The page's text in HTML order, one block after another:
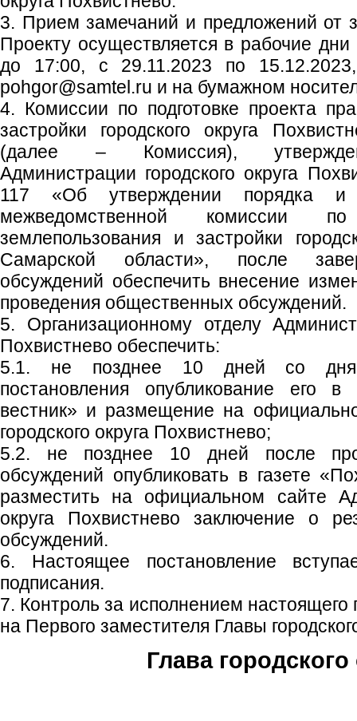
3. Прием замечаний и предложений от
Проекту осуществляется в рабочие
до 17:00, с 29.11.2023 по
pohgor@samtel.ru и на бумажном
4. Комиссии по подготовке проекта
застройки городского округа
(далее – Комиссия),
Администрации городского округа
117 «Об утверждении порядка и
межведомственной комиссии
землепользования и застройки
Самарской области», после
обсуждений обеспечить внесение
проведения общественных обсуждений.
5. Организационному отделу
Похвистнево обеспечить:
5.1. не позднее 10 дней со дня
постановления опубликование его в
вестник» и размещение на
городского округа Похвистнево;
5.2. не позднее 10 дней после
обсуждений опубликовать в газете
разместить на официальном сайте
округа Похвистнево заключение о
обсуждений.
6. Настоящее постановление
подписания.
7. Контроль за исполнением настоящего
на Первого заместителя Главы
Глава городского